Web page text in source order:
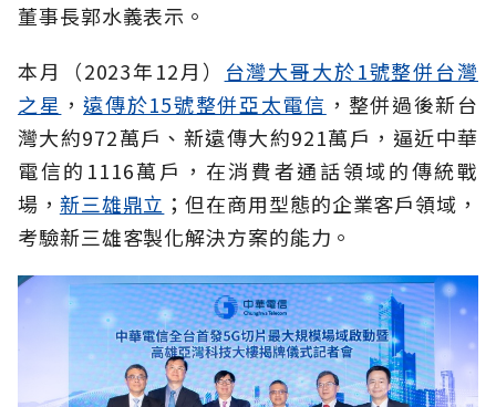
董事長郭水義表示。
本月（2023年12月） 台灣大哥大於1號整併台灣
之星 ，遠傳於15號整併亞太電信 ，整併過後新台
灣大約972萬戶、新遠傳大約921萬戶，逼近中華
電信的1116萬戶，在消費者通話領域的傳統戰
場， 新三雄鼎立 ；但在商用型態的企業客戶領域，
考驗新三雄客製化解決方案的能力。